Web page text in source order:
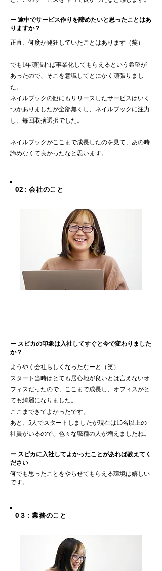
ー 途中でサービス作りを諦めたいと思ったことはあ
りますか？
正直、何度か発狂していたことはあります（笑）
でも1年頑張れば事業化してもらえるという希望が
あったので、そこを意識してとにかく頑張りまし
た。
ネイルブックの他にもリリースしたサービスはいく
つかありましたが全部無くし、ネイルブックに注力
し、毎回取捨選択でした。
ネイルブックがここまで成長したのを見て、あの時
諦めなくて良かったなと思います。
02 : 会社のこと
ー スピカの印象は入社してすぐと今で変わりました
か？
ようやく会社らしくなったなーと（笑）
スタート当時はとても居心地が良いとは言えないオ
フィスだったので、ここまで成長し、オフィスがと
ても綺麗になりました。
ここまできてよかったです。
あと、5人でスタートしましたが現在は15名以上の
社員がいるので、色々な職種の人が増えましたね。
ー スピカに入社してよかったことがあれば教えてく
ださい
何でも思ったことをやらせてもらえる環境は嬉しい
です。
0３ : 業務のこと